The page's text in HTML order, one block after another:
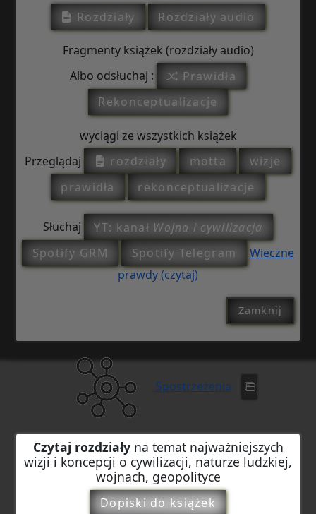
Rozdziały Rozdziały audio
Fragmenty książek (rozdziały audio)
Albo odsłuchaj :
Prawidła
Rekonceptualizacje
wyciągi ze wszystkich książek
Przeglądaj
rozdziały motta
wizje
prawidła
rekonceptualizacje
Słuchaj YT: kanał Wojna i cywilizacja
Spotify GRM
Spotify Telegram
Wieczne
prawdy (czytaj)
Zamknij
Spostrzeżenia
Czytaj rozdziałyna temat najważniejszych
wizji i koncepcji o cywilizacji, naturze ludzkiej,
wojnach, geopolityce
Dopiski do książek